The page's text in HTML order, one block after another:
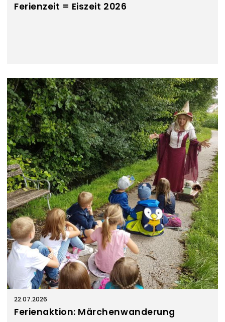
Ferienzeit = Eiszeit 2026
22.07.2026
Ferienaktion: Märchenwanderung